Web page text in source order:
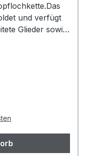
und verfügt
Glieder sowie
ohne